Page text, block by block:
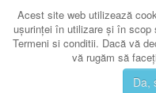
Acest site web utilizează
uşurinţei în utilizare şi în
Termeni si conditii. Dacă vă
vă rugăm să
Da,